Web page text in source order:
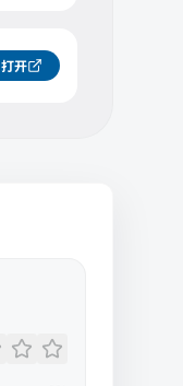
打开